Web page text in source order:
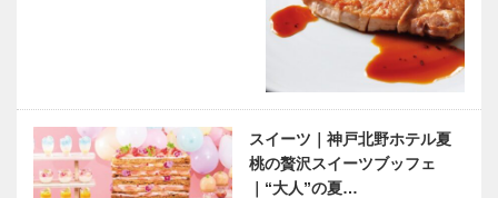
スイーツ｜神戸北野ホテル夏
桃の贅沢スイーツブッフェ
｜“大人”の夏…